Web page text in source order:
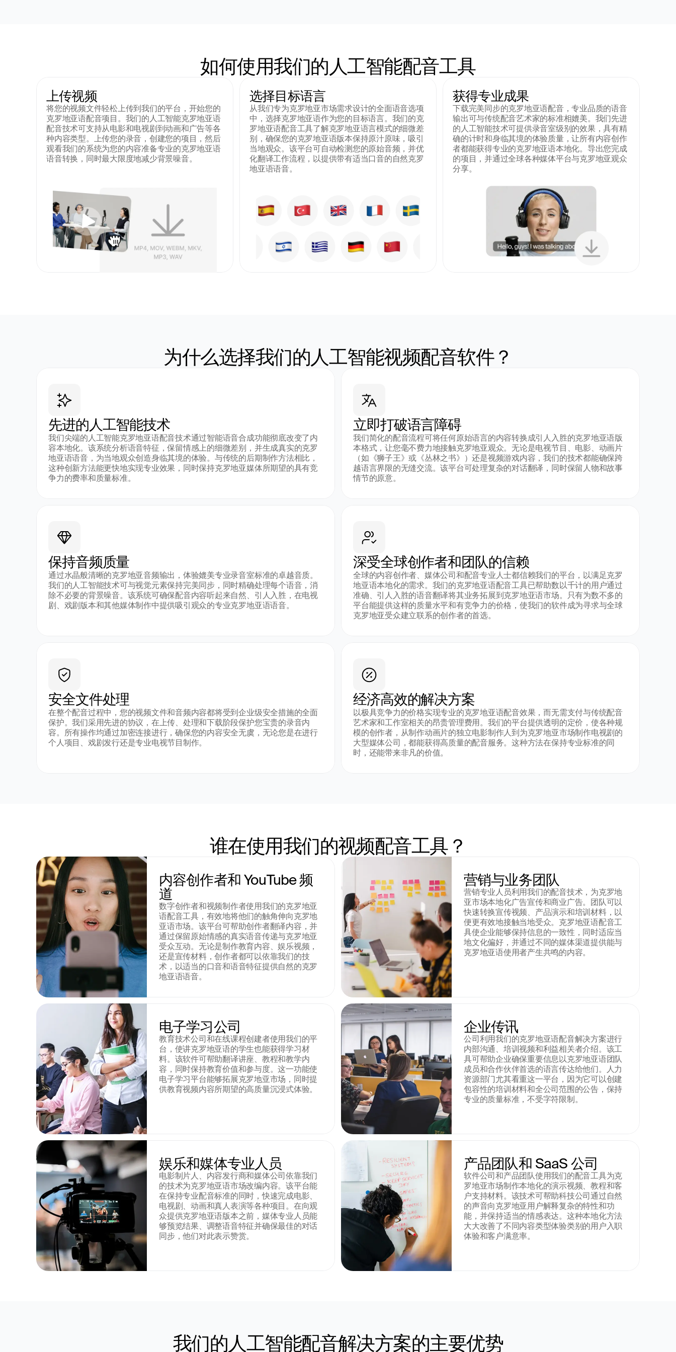
如何使用我们的人工智能配音工具
上传视频
将您的视频文件轻松上传到我们的平台，开始您的
克罗地亚语配音项目。我们的人工智能克罗地亚语
配音技术可支持从电影和电视剧到动画和广告等各
种内容类型。上传您的录音，创建您的项目，然后
观看我们的系统为您的内容准备专业的克罗地亚语
语音转换，同时最大限度地减少背景噪音。
选择目标语言
从我们专为克罗地亚市场需求设计的全面语音选项
中，选择克罗地亚语作为您的目标语言。我们的克
罗地亚语配音工具了解克罗地亚语言模式的细微差
别，确保您的克罗地亚语版本保持原汁原味，吸引
当地观众。该平台可自动检测您的原始音频，并优
化翻译工作流程，以提供带有适当口音的自然克罗
地亚语语音。
获得专业成果
下载完美同步的克罗地亚语配音，专业品质的语音
输出可与传统配音艺术家的标准相媲美。我们先进
的人工智能技术可提供录音室级别的效果，具有精
确的计时和身临其境的体验质量，让所有内容创作
者都能获得专业的克罗地亚语本地化。导出您完成
的项目，并通过全球各种媒体平台与克罗地亚观众
分享。
为什么选择我们的人工智能视频配音软件？
先进的人工智能技术
我们尖端的人工智能克罗地亚语配音技术通过智能语音合成功能彻底改变了内
容本地化。该系统分析语音特征，保留情感上的细微差别，并生成真实的克罗
地亚语语音，为当地观众创造身临其境的体验。与传统的后期制作方法相比，
这种创新方法能更快地实现专业效果，同时保持克罗地亚媒体所期望的具有竞
争力的费率和质量标准。
立即打破语言障碍
我们简化的配音流程可将任何原始语言的内容转换成引人入胜的克罗地亚语版
本格式，让您毫不费力地接触克罗地亚观众。无论是电视节目、电影、动画片
（如《狮子王》或《丛林之书》）还是视频游戏内容，我们的技术都能确保跨
越语言界限的无缝交流。该平台可处理复杂的对话翻译，同时保留人物和故事
情节的原意。
保持音频质量
通过水晶般清晰的克罗地亚音频输出，体验媲美专业录音室标准的卓越音质。
我们的人工智能技术可与视觉元素保持完美同步，同时精确处理每个语音，消
除不必要的背景噪音。该系统可确保配音内容听起来自然、引人入胜，在电视
剧、戏剧版本和其他媒体制作中提供吸引观众的专业克罗地亚语语音。
深受全球创作者和团队的信赖
全球的内容创作者、媒体公司和配音专业人士都信赖我们的平台，以满足克罗
地亚语本地化的需求。我们的克罗地亚语配音工具已帮助数以千计的用户通过
准确、引人入胜的语音翻译将其业务拓展到克罗地亚语市场。只有为数不多的
平台能提供这样的质量水平和有竞争力的价格，使我们的软件成为寻求与全球
克罗地亚受众建立联系的创作者的首选。
安全文件处理
在整个配音过程中，您的视频文件和音频内容都将受到企业级安全措施的全面
保护。我们采用先进的协议，在上传、处理和下载阶段保护您宝贵的录音内
容。所有操作均通过加密连接进行，确保您的内容安全无虞，无论您是在进行
个人项目、戏剧发行还是专业电视节目制作。
经济高效的解决方案
以极具竞争力的价格实现专业的克罗地亚语配音效果，而无需支付与传统配音
艺术家和工作室相关的昂贵管理费用。我们的平台提供透明的定价，使各种规
模的创作者，从制作动画片的独立电影制作人到为克罗地亚市场制作电视剧的
大型媒体公司，都能获得高质量的配音服务。这种方法在保持专业标准的同
时，还能带来非凡的价值。
谁在使用我们的视频配音工具？
内容创作者和 YouTube 频
道
数字创作者和视频制作者使用我们的克罗地亚
语配音工具，有效地将他们的触角伸向克罗地
亚语市场。该平台可帮助创作者翻译内容，并
通过保留原始情感的真实语音传递与克罗地亚
受众互动。无论是制作教育内容、娱乐视频，
还是宣传材料，创作者都可以依靠我们的技
术，以适当的口音和语音特征提供自然的克罗
地亚语语音。
营销与业务团队
营销专业人员利用我们的配音技术，为克罗地
亚市场本地化广告宣传和商业广告。团队可以
快速转换宣传视频、产品演示和培训材料，以
便更有效地接触当地受众。克罗地亚语配音工
具使企业能够保持信息的一致性，同时适应当
地文化偏好，并通过不同的媒体渠道提供能与
克罗地亚语使用者产生共鸣的内容。
电子学习公司
教育技术公司和在线课程创建者使用我们的平
台，使讲克罗地亚语的学生也能获得学习材
料。该软件可帮助翻译讲座、教程和教学内
容，同时保持教育价值和参与度。这一功能使
电子学习平台能够拓展克罗地亚市场，同时提
供教育视频内容所期望的高质量沉浸式体验。
企业传讯
公司利用我们的克罗地亚语配音解决方案进行
内部沟通、培训视频和利益相关者介绍。该工
具可帮助企业确保重要信息以克罗地亚语团队
成员和合作伙伴首选的语言传达给他们。人力
资源部门尤其看重这一平台，因为它可以创建
包容性的培训材料和全公司范围的公告，保持
专业的质量标准，不受字符限制。
娱乐和媒体专业人员
电影制片人、内容发行商和媒体公司依靠我们
的技术为克罗地亚语市场改编内容。该平台能
在保持专业配音标准的同时，快速完成电影、
电视剧、动画和真人表演等各种项目。在向观
众提供克罗地亚语版本之前，媒体专业人员能
够预览结果、调整语音特征并确保最佳的对话
同步，他们对此表示赞赏。
产品团队和 SaaS 公司
软件公司和产品团队使用我们的配音工具为克
罗地亚市场制作本地化的演示视频、教程和客
户支持材料。该技术可帮助科技公司通过自然
的声音向克罗地亚用户解释复杂的特性和功
能，并保持适当的情感表达。这种本地化方法
大大改善了不同内容类型体验类别的用户入职
体验和客户满意率。
我们的人工智能配音解决方案的主要优势